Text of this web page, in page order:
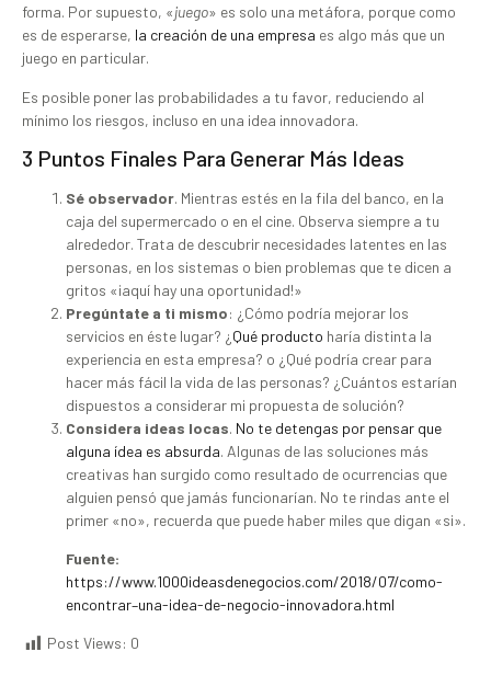
forma. Por supuesto, «juego» es solo una metáfora, porque como
es de esperarse, la creación de una empresa es algo más que un
juego en particular.
Es posible poner las probabilidades a tu favor, reduciendo al
mínimo los riesgos, incluso en una idea innovadora.
3 Puntos Finales Para Generar Más Ideas
Sé observador. Mientras estés en la fila del banco, en la
caja del supermercado o en el cine. Observa siempre a tu
alrededor. Trata de descubrir necesidades latentes en las
personas, en los sistemas o bien problemas que te dicen a
gritos «¡aquí hay una oportunidad!»
Pregúntate a ti mismo: ¿Cómo podría mejorar los
servicios en éste lugar? ¿ Qué producto haría distinta la
experiencia en esta empresa? o ¿Qué podría crear para
hacer más fácil la vida de las personas? ¿Cuántos estarían
dispuestos a considerar mi propuesta de solución?
Considera ideas locas. No te detengas por pensar que
alguna ídea es absurda. Algunas de las soluciones más
creativas han surgido como resultado de ocurrencias que
alguien pensó que jamás funcionarían. No te rindas ante el
primer «no», recuerda que puede haber miles que digan «si».
Fuente:
https://www.1000ideasdenegocios.com/2018/07/como-
encontrar–una-idea-de-negocio-innovadora.html
Post Views: 0